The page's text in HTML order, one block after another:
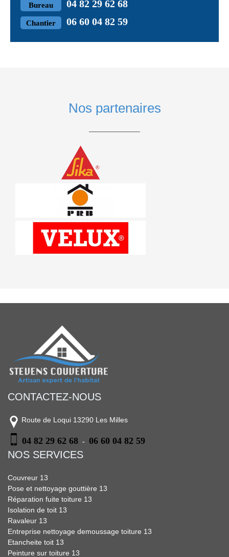
Bureau 04 82 29 62 68
Chantier 06 60 04 82 59
Nos partenaires
CONTACTEZ-NOUS
Route de Loqui 13290 Les Milles
04 82 29 62 68 - 06 60 04 82 59
NOS SERVICES
Couvreur 13
Pose et nettoyage gouttière 13
Réparation fuite toiture 13
Isolation de toit 13
Ravaleur 13
Entreprise nettoyage demoussage toiture 13
Etancheite toit 13
Peinture sur toiture 13